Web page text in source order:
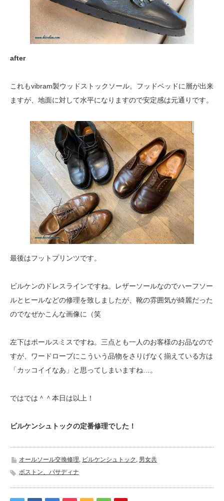
after
これもvibram製ウッドストックソール。フッドベッドに層が出来
ますが、地面に対して水平になりますので安定感は元通りです。
最後はフットプリンツです。
ビルケンのドレスラインですね。レザーソールなのでハーフソー
ルとヒールなどの修理を致しましたが、靴の雰囲気が綺麗だった
のでなぜかこんな画像に（笑
左下はポールスミスですね。三点とも一人のお客様のお品なので
すが、ワードローブにこういう品物をさりげなく揃えている方は
「カッコイイなあ」と思ってしまいますね…。
ではでは＾＾本日は以上！
ビルケンシュトックの定番修理でした！
オールソール交換修理, ビルケンシュトック , 男女共
ボストン、パサディナ